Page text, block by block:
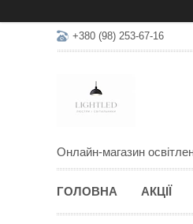
+380 (98) 253-67-16
Онлайн-магазин
ГОЛОВНА АКЦІЇ